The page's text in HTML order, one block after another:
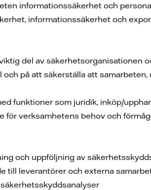
informationssäkerhet och
informationssäkerhet och
del av säkerhetsorganisationen
på att säkerställa att
funktioner som juridik, inköp/
verksamhetens behov och
och uppföljning av
till leverantörer och externa